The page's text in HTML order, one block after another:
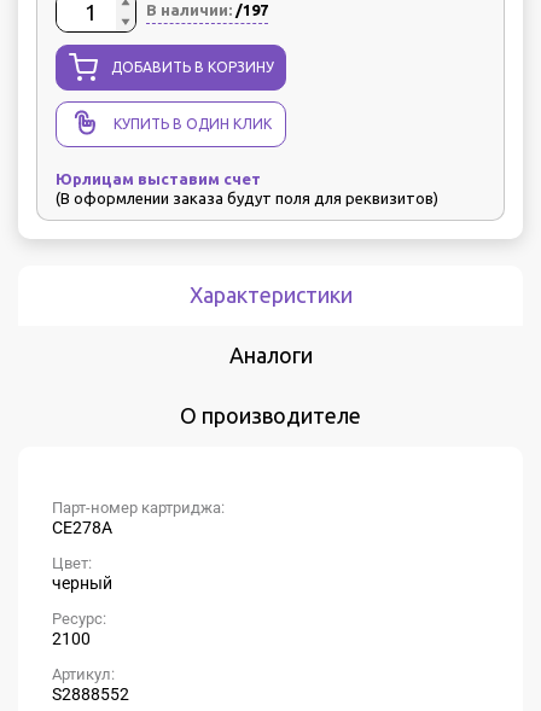
В наличии: /197
ДОБАВИТЬ В КОРЗИНУ
КУПИТЬ В ОДИН КЛИК
Юрлицам выставим счет
(В оформлении заказа будут поля для реквизитов)
Характеристики
Аналоги
О производителе
Парт-номер картриджа:
CE278A
Цвет:
черный
Ресурс:
2100
Артикул:
S2888552